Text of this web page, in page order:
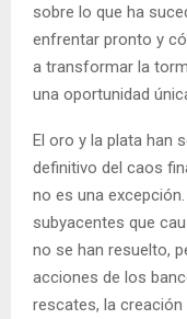
sobre lo que ha
enfrentar pronto y
a transformar la
una oportunidad
El oro y la plata han
definitivo del caos
no es una
subyacentes que
no se han resuelto,
acciones de los
rescates, la creación